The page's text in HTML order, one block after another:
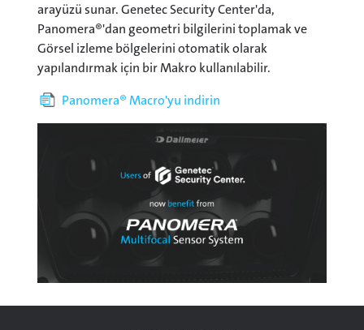
arayüzü sunar. Genetec Security Center'da,
Panomera®'dan geometri bilgilerini toplamak ve
Görsel izleme bölgelerini otomatik olarak
yapılandırmak için bir Makro kullanılabilir.
Panomera® Macro'yu indirin